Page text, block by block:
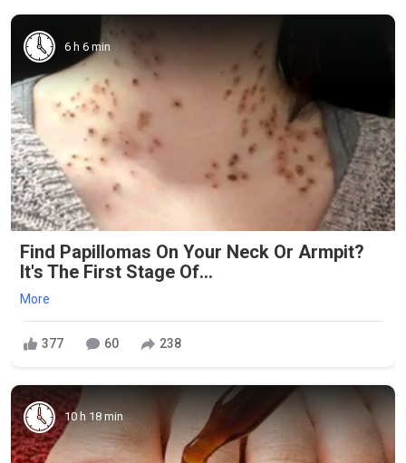
6 h 6 min
Find Papillomas On Your Neck Or Armpit?
It's The First Stage Of...
More
377 60 238
10 h 18 min